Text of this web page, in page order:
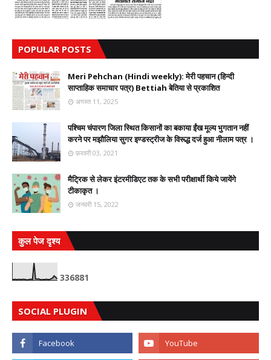
POPULAR POSTS
Meri Pehchan (Hindi weekly): मेरी पहचान (हिन्दी
साप्ताहिक समाचार पत्र) Bettiah बेतिया से प्रकाशित
अगस्त 11, 2025
पश्चिम चंपारण जिला स्थित किसानों का बकाया ईंख मूल्य भुगतान नहीं
करने पर मझौलिया सुगर इण्डस्ट्रीज के विरूद्ध दर्ज हुआ नीलाम पत्र ।
फ़रवरी 03, 2021
मैट्रिक से लेकर इंटरमीडिएट तक के सभी परीक्षार्थी किये जायेंगे
टीकाकृत ।
जनवरी 15, 2022
कुल पेज दृश्य
336881
SOCIAL PLUGIN